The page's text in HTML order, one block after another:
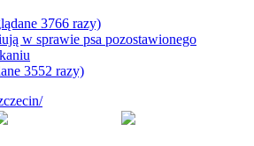
3766 razy)
w sprawie psa pozostawionego
3552 razy)